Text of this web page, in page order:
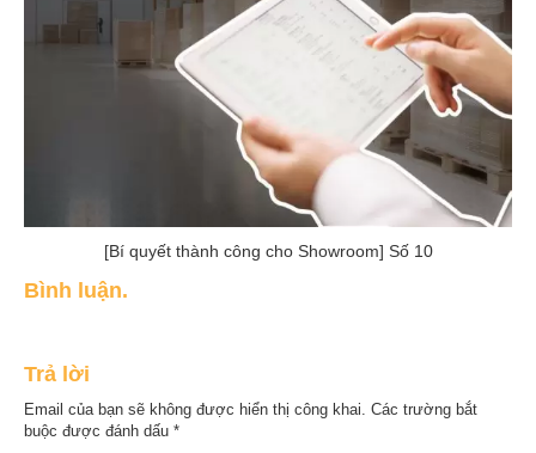
[Bí quyết thành công cho Showroom] Số 10
Bình luận.
Trả lời
Email của bạn sẽ không được hiển thị công khai. Các trường bắt
buộc được đánh dấu *